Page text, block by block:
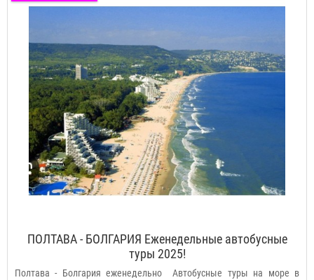
ПОЛТАВА - БОЛГАРИЯ Еженедельные автобусные
туры 2025!
Полтава - Болгария еженедельно Автобусные туры на море в